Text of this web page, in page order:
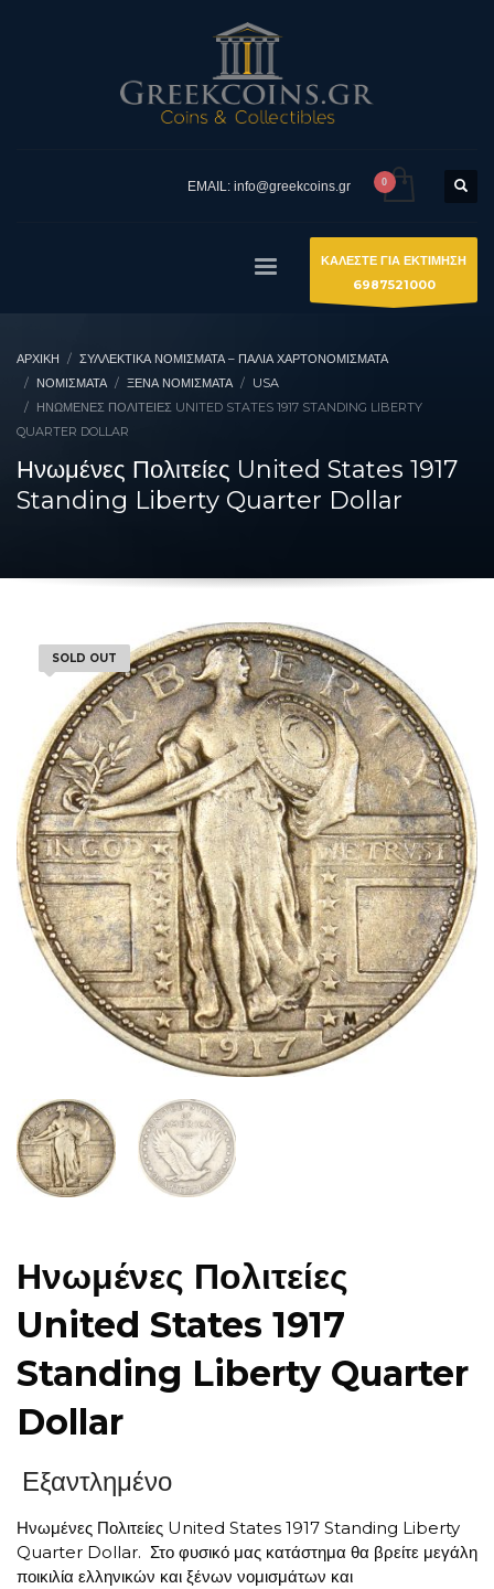
EMAIL: info@greekcoins.gr
ΚΑΛΕΣΤΕ ΓΙΑ ΕΚΤΙΜΗΣΗ
6987521000
ΑΡΧΙΚΉ
ΣΥΛΛΕΚΤΙΚΆ ΝΟΜΊΣΜΑΤΑ – ΠΑΛΙΆ ΧΑΡΤΟΝΟΜΊΣΜΑΤΑ
ΝΟΜΙΣΜΑΤΑ
ΞΈΝΑ ΝΟΜΊΣΜΑΤΑ
USA
ΗΝΩΜΈΝΕΣ ΠΟΛΙΤΕΊΕΣ UNITED STATES 1917 STANDING LIBERTY
QUARTER DOLLAR
Ηνωμένες Πολιτείες United States 1917
Standing Liberty Quarter Dollar
SOLD OUT
Ηνωμένες Πολιτείες
United States 1917
Standing Liberty Quarter
Dollar
Εξαντλημένο
Ηνωμένες Πολιτείες United States 1917 Standing Liberty
Quarter Dollar. Στο φυσικό μας κατάστημα θα βρείτε μεγάλη
ποικιλία ελληνικών και ξένων νομισμάτων και